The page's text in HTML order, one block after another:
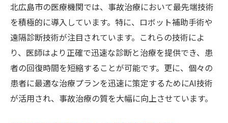
北広島市の医療機関では、事故治療において最先端技術
を積極的に導入しています。特に、ロボット補助手術や
遠隔診断技術が注目されています。これらの技術によ
り、医師はより正確で迅速な診断と治療を提供でき、患
者の回復時間を短縮することが可能です。更に、個々の
患者に最適な治療プランを迅速に策定するためにAI技術
が活用され、事故治療の質を大幅に向上させています。